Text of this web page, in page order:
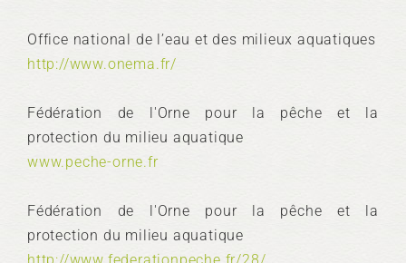
Office national de l’eau et des milieux aquatiques
http://www.onema.fr/
Fédération de l'Orne pour la pêche et la
protection du milieu aquatique
www.peche-orne.fr
Fédération de l'Orne pour la pêche et la
protection du milieu aquatique